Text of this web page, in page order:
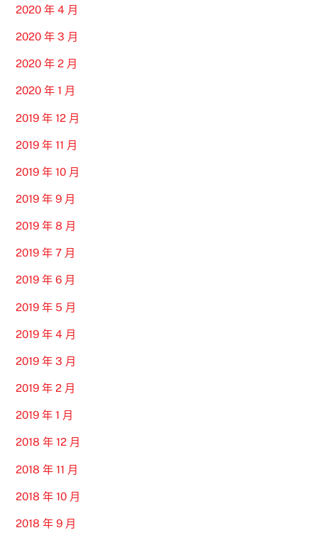
2020 年 4 月
2020 年 3 月
2020 年 2 月
2020 年 1 月
2019 年 12 月
2019 年 11 月
2019 年 10 月
2019 年 9 月
2019 年 8 月
2019 年 7 月
2019 年 6 月
2019 年 5 月
2019 年 4 月
2019 年 3 月
2019 年 2 月
2019 年 1 月
2018 年 12 月
2018 年 11 月
2018 年 10 月
2018 年 9 月